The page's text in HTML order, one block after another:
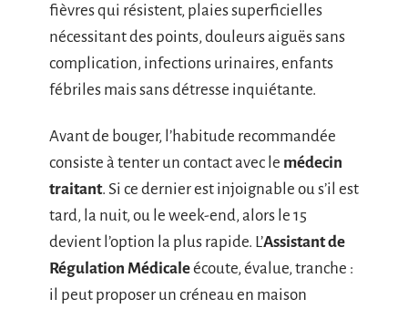
fièvres qui résistent, plaies superficielles
nécessitant des points, douleurs aiguës sans
complication, infections urinaires, enfants
fébriles mais sans détresse inquiétante.
Avant de bouger, l’habitude recommandée
consiste à tenter un contact avec le médecin
traitant. Si ce dernier est injoignable ou s’il est
tard, la nuit, ou le week-end, alors le 15
devient l’option la plus rapide. L’Assistant de
Régulation Médicaleécoute, évalue, tranche :
il peut proposer un créneau en maison